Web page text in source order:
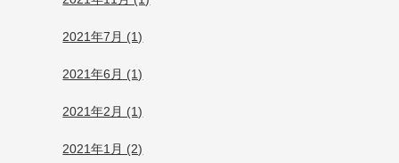
2021年7月 (1)
2021年6月 (1)
2021年2月 (1)
2021年1月 (2)